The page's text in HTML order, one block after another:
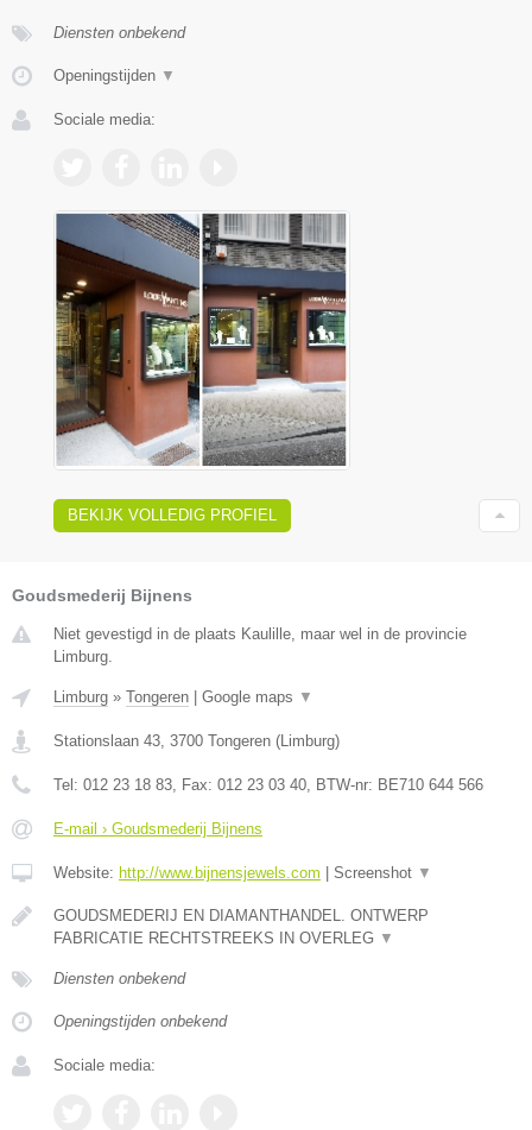
Diensten onbekend
Openingstijden ▼
Sociale media:
BEKIJK VOLLEDIG PROFIEL
Goudsmederij Bijnens
Niet gevestigd in de plaats Kaulille, maar wel in de provincie
Limburg.
Limburg » Tongeren Google maps ▼
Stationslaan 43, 3700 Tongeren (Limburg)
Tel: 012 23 18 83, Fax: 012 23 03 40, BTW-nr: BE710 644 566
E-mail › Goudsmederij Bijnens
Website: http://www.bijnensjewels.com Screenshot ▼
GOUDSMEDERIJ EN DIAMANTHANDEL. ONTWERP
FABRICATIE RECHTSTREEKS IN OVERLEG ▼
Diensten onbekend
Openingstijden onbekend
Sociale media: